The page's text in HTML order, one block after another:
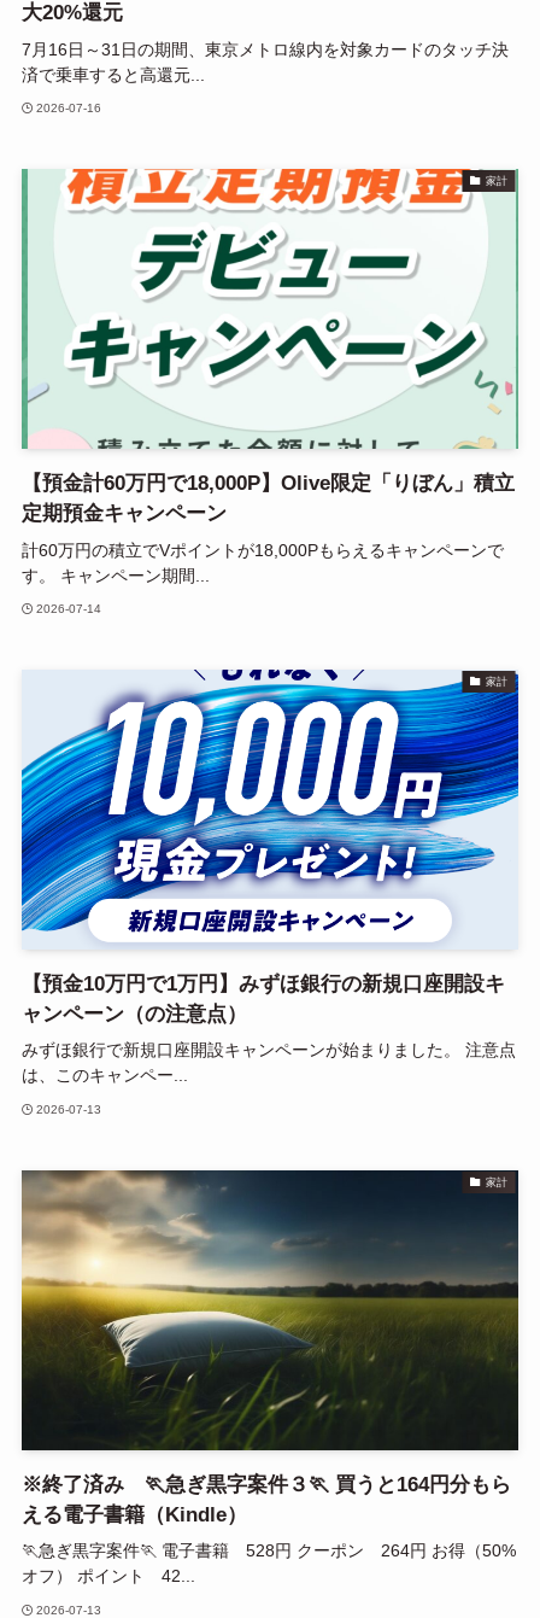
大20%還元
7月16日～31日の期間、東京メトロ線内を対象カードのタッチ決
済で乗車すると高還元...
2026-07-16
家計
【預金計60万円で18,000P】Olive限定「りぼん」積立
定期預金キャンペーン
計60万円の積立でVポイントが18,000Pもらえるキャンペーンで
す。 キャンペーン期間...
2026-07-14
家計
【預金10万円で1万円】みずほ銀行の新規口座開設キ
ャンペーン（の注意点）
みずほ銀行で新規口座開設キャンペーンが始まりました。 注意点
は、このキャンペー...
2026-07-13
家計
※終了済み 🏃急ぎ黒字案件３🏃 買うと164円分もら
える電子書籍（Kindle）
🏃急ぎ黒字案件🏃 電子書籍 528円 クーポン 264円 お得（50%
オフ） ポイント 42...
2026-07-13